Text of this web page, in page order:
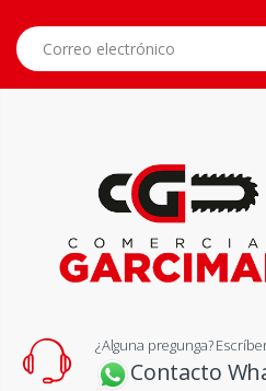
Correo electrónico
¿Alguna pregunga?
Contacto